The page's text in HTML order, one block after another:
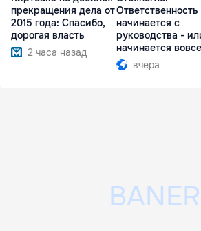
прекращения дела от
2015 года: Спасибо,
дорогая власть
2 часа назад
Ответственность
начинается с
руководства -
начинается вовсе
вчера